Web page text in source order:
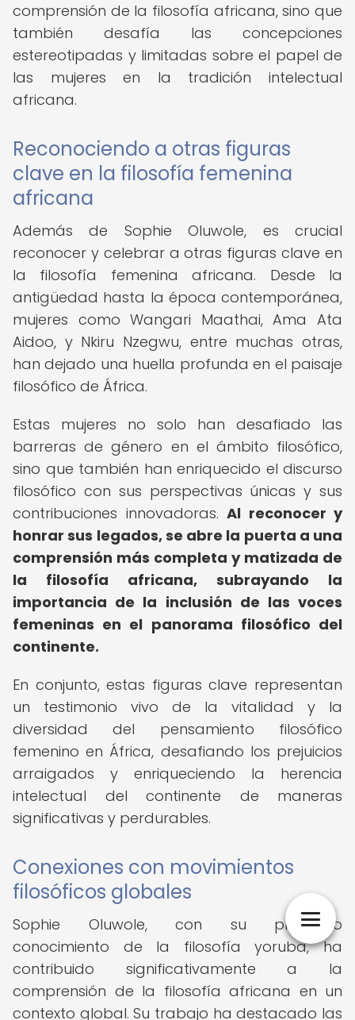
comprensión de la filosofía africana, sino que
también desafía las concepciones
estereotipadas y limitadas sobre el papel de
las mujeres en la tradición intelectual
africana.
Reconociendo a otras figuras
clave en la filosofía femenina
africana
Además de Sophie Oluwole, es crucial
reconocer y celebrar a otras figuras clave en
la filosofía femenina africana. Desde la
antigüedad hasta la época contemporánea,
mujeres como Wangari Maathai, Ama Ata
Aidoo, y Nkiru Nzegwu, entre muchas otras,
han dejado una huella profunda en el paisaje
filosófico de África.
Estas mujeres no solo han desafiado las
barreras de género en el ámbito filosófico,
sino que también han enriquecido el discurso
filosófico con sus perspectivas únicas y sus
contribuciones innovadoras. Al reconocer y
honrar sus legados, se abre la puerta a una
comprensión más completa y matizada de
la filosofía africana, subrayando la
importancia de la inclusión de las voces
femeninas en el panorama filosófico del
continente.
En conjunto, estas figuras clave representan
un testimonio vivo de la vitalidad y la
diversidad del pensamiento filosófico
femenino en África, desafiando los prejuicios
arraigados y enriqueciendo la herencia
intelectual del continente de maneras
significativas y perdurables.
Conexiones con movimientos
filosóficos globales
Sophie Oluwole, con su profundo
conocimiento de la filosofía yoruba, ha
contribuido significativamente a la
comprensión de la filosofía africana en un
contexto global. Su trabajo ha destacado las